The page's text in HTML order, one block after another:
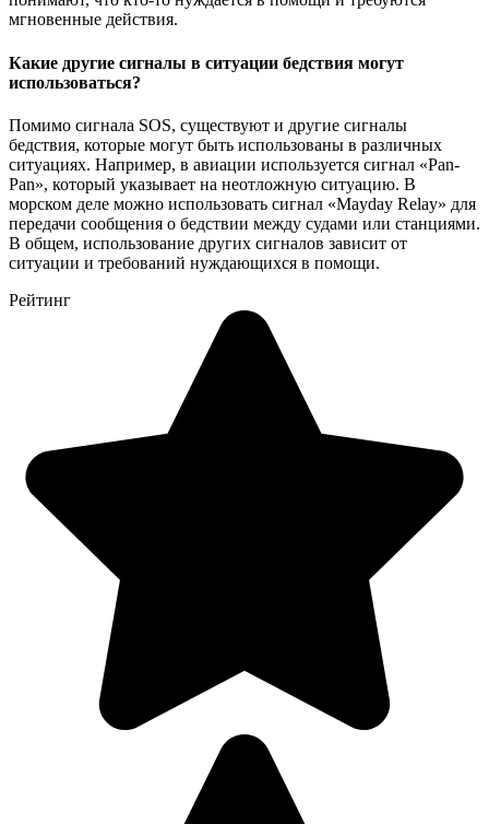
мгновенные действия.
Какие другие сигналы в ситуации бедствия могут
использоваться?
Помимо сигнала SOS, существуют и другие сигналы
бедствия, которые могут быть использованы в различных
ситуациях. Например, в авиации используется сигнал «Pan-
Pan», который указывает на неотложную ситуацию. В
морском деле можно использовать сигнал «Mayday Relay» для
передачи сообщения о бедствии между судами или станциями.
В общем, использование других сигналов зависит от
ситуации и требований нуждающихся в помощи.
Рейтинг